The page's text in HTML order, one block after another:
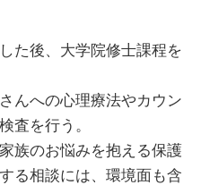
領域で仕事をしてきまし
、子育てや夫婦・家族関
ついてや人間関係、ハラ
れるようなこと、などな
相談も受け付けていま
た後、大学院修士課程を
んへの心理療法やカウン
査を行う。
族のお悩みを抱える保護
る相談には、環境面も含